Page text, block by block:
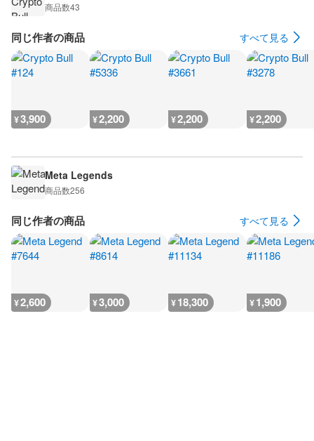
商品数43
同じ作者の商品 すべて見る
¥3,900 ¥2,200 ¥2,200 ¥2,200
Meta Legends
商品数256
同じ作者の商品 すべて見る
¥2,600 ¥3,000 ¥18,300 ¥1,900